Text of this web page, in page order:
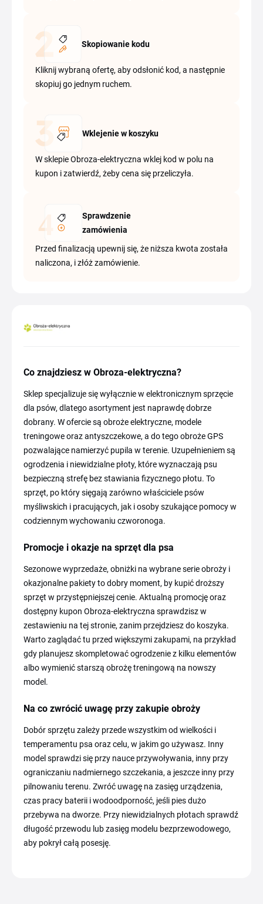
Skopiowanie kodu
Kliknij wybraną ofertę, aby odsłonić kod, a następnie
skopiuj go jednym ruchem.
Wklejenie w koszyku
W sklepie Obroza-elektryczna wklej kod w polu na
kupon i zatwierdź, żeby cena się przeliczyła.
Sprawdzenie
zamówienia
Przed finalizacją upewnij się, że niższa kwota została
naliczona, i złóż zamówienie.
Co znajdziesz w Obroza-elektryczna?
Sklep specjalizuje się wyłącznie w elektronicznym sprzęcie
dla psów, dlatego asortyment jest naprawdę dobrze
dobrany. W ofercie są obroże elektryczne, modele
treningowe oraz antyszczekowe, a do tego obroże GPS
pozwalające namierzyć pupila w terenie. Uzupełnieniem są
ogrodzenia i niewidzialne płoty, które wyznaczają psu
bezpieczną strefę bez stawiania fizycznego płotu. To
sprzęt, po który sięgają zarówno właściciele psów
myśliwskich i pracujących, jak i osoby szukające pomocy w
codziennym wychowaniu czworonoga.
Promocje i okazje na sprzęt dla psa
Sezonowe wyprzedaże, obniżki na wybrane serie obroży i
okazjonalne pakiety to dobry moment, by kupić droższy
sprzęt w przystępniejszej cenie. Aktualną promocję oraz
dostępny kupon Obroza-elektryczna sprawdzisz w
zestawieniu na tej stronie, zanim przejdziesz do koszyka.
Warto zaglądać tu przed większymi zakupami, na przykład
gdy planujesz skompletować ogrodzenie z kilku elementów
albo wymienić starszą obrożę treningową na nowszy
model.
Na co zwrócić uwagę przy zakupie obroży
Dobór sprzętu zależy przede wszystkim od wielkości i
temperamentu psa oraz celu, w jakim go używasz. Inny
model sprawdzi się przy nauce przywoływania, inny przy
ograniczaniu nadmiernego szczekania, a jeszcze inny przy
pilnowaniu terenu. Zwróć uwagę na zasięg urządzenia,
czas pracy baterii i wodoodporność, jeśli pies dużo
przebywa na dworze. Przy niewidzialnych płotach sprawdź
długość przewodu lub zasięg modelu bezprzewodowego,
aby pokrył całą posesję.